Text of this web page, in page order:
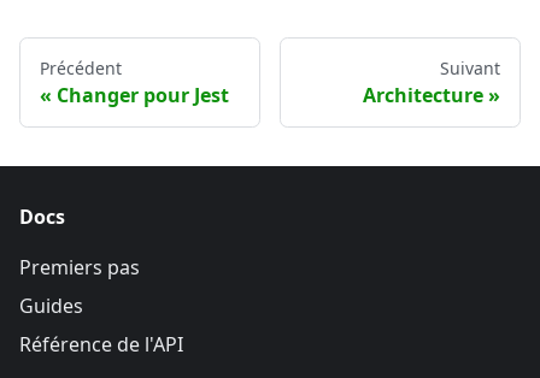
Précédent
Changer pour Jest
Suivant
Architecture
Docs
Premiers pas
Guides
Référence de l'API